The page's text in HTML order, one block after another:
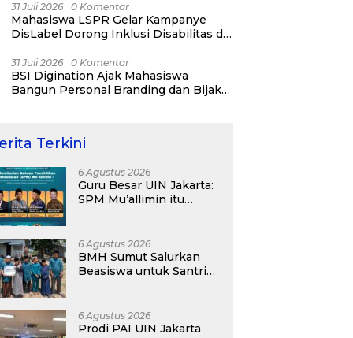
31 Juli 2026 0 Komentar
Mahasiswa LSPR Gelar Kampanye
DisLabel Dorong Inklusi Disabilitas di
31 Juli 2026 0 Komentar
BSI Digination Ajak Mahasiswa
Bangun Personal Branding dan Bijak
Terkini
6 Agustus 2026
Guru Besar UIN Jakarta:
SPM Mu’allimin itu
6 Agustus 2026
BMH Sumut Salurkan
Beasiswa untuk Santri
6 Agustus 2026
Prodi PAI UIN Jakarta